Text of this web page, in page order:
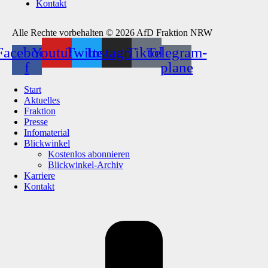
Kontakt
Alle Rechte vorbehalten © 2026 AfD Fraktion NRW
f
YoutubeTwitterInstagramTiktokTelegram-
plane
Start
Aktuelles
Fraktion
Presse
Infomaterial
Blickwinkel
Kostenlos abonnieren
Blickwinkel-Archiv
Karriere
Kontakt